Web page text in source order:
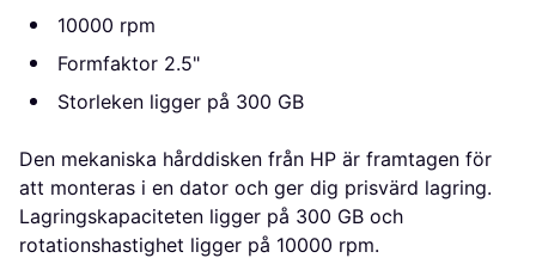
10000 rpm
Formfaktor 2.5"
Storleken ligger på 300 GB
Den mekaniska hårddisken från HP är framtagen för
att monteras i en dator och ger dig prisvärd lagring.
Lagringskapaciteten ligger på 300 GB och
rotationshastighet ligger på 10000 rpm.